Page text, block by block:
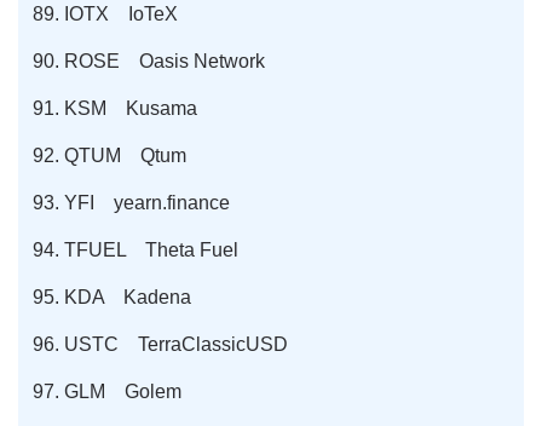
IOTX IoTeX
ROSE Oasis Network
KSM Kusama
QTUM Qtum
YFI yearn.finance
TFUEL Theta Fuel
KDA Kadena
USTC TerraClassicUSD
GLM Golem